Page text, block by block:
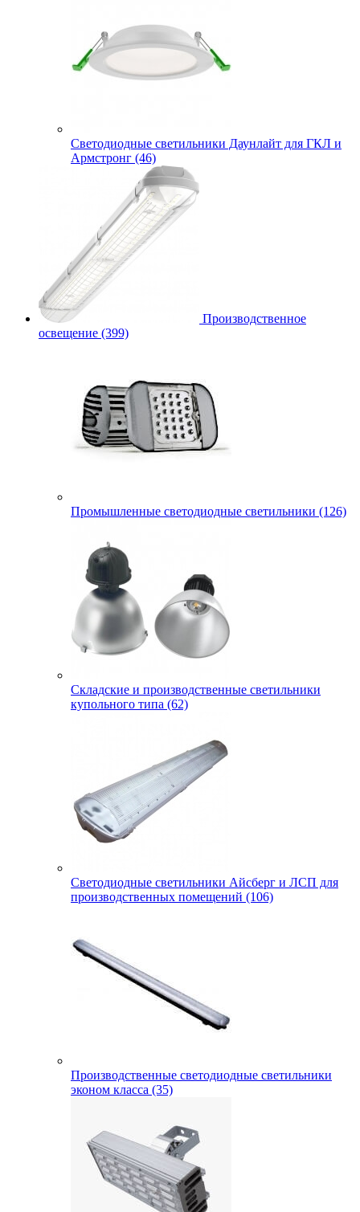
Cветодиодные светильники Даунлайт для ГКЛ и
Армстронг (46)
Производственное
освещение (399)
Промышленные светодиодные светильники (126)
Складские и производственные светильники
купольного типа (62)
Светодиодные светильники Айсберг и ЛСП для
производственных помещений (106)
Производственные светодиодные светильники
эконом класса (35)